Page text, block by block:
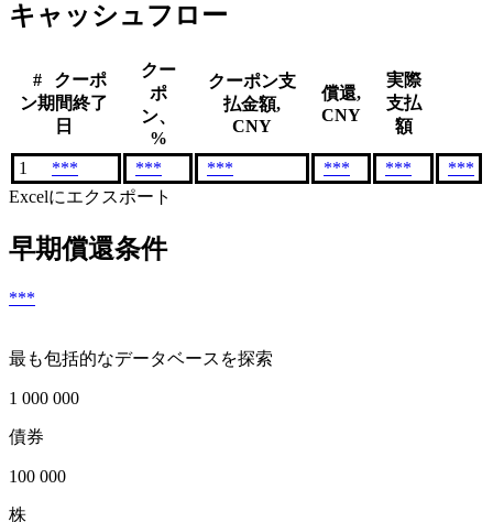
キャッシュフロー
#
クーポ
ン期間終了
日
クー
ポ
ン、
%
クーポン支
払金額,
CNY
償還,
CNY
実際
支払
額
1 *** *** *** *** ***
***
Excelにエクスポート
早期償還条件
***
最も包括的なデータベースを探索
1 000 000
債券
100 000
株